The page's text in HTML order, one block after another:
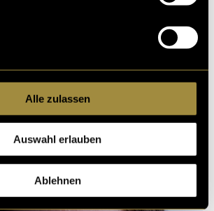
Alle zulassen
Auswahl erlauben
Ablehnen